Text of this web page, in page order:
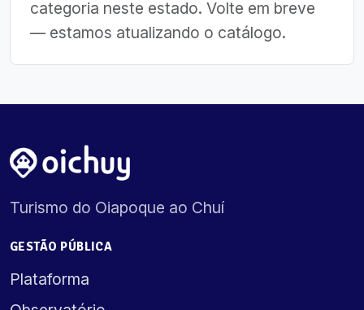
categoria neste estado. Volte em breve
— estamos atualizando o catálogo.
Turismo do Oiapoque ao Chuí
GESTÃO PÚBLICA
Plataforma